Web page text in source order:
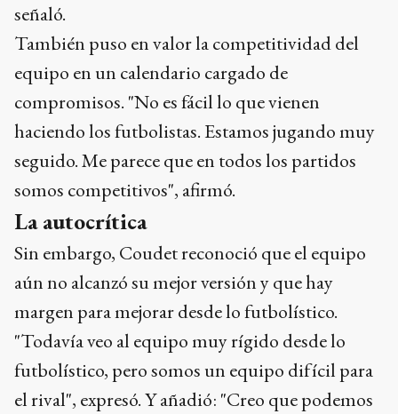
señaló.
También puso en valor la competitividad del
equipo en un calendario cargado de
compromisos. "No es fácil lo que vienen
haciendo los futbolistas. Estamos jugando muy
seguido. Me parece que en todos los partidos
somos competitivos", afirmó.
La autocrítica
Sin embargo, Coudet reconoció que el equipo
aún no alcanzó su mejor versión y que hay
margen para mejorar desde lo futbolístico.
"Todavía veo al equipo muy rígido desde lo
futbolístico, pero somos un equipo difícil para
el rival", expresó. Y añadió: "Creo que podemos